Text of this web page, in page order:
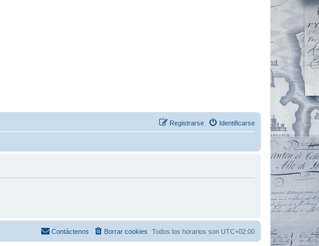
Identificarse
Registrarse
Todos los horarios son UTC+02:00
Borrar cookies
Contáctenos